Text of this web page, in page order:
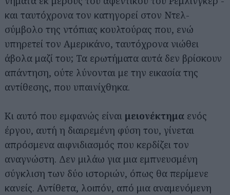
και ταυτόχρονα τον κατηγορεί στον Ντελ-
σύμβολο της ντόπιας κουλτούρας που, ενώ
υπηρετεί τον Αμερικάνο, ταυτόχρονα νιώθει
άβολα μαζί του; Τα ερωτήματα αυτά δεν βρίσκουν
απάντηση, ούτε λύνονται με την εικασία της
αντίθεσης, που υπαινίχθηκα.
Κι αυτό που εμφανώς είναι μειονέκτημα ενός
έργου, αυτή η διαιρεμένη φύση του, γίνεται
απρόσμενα αιφνιδιασμός που κερδίζει τον
αναγνώστη. Δεν μιλάω για μια εμπνευσμένη
σύγκλιση των δύο ιστοριών, όπως θα περίμενε
κανείς. Αντίθετα, λοιπόν, από μια αναμενόμενη
Αναζήτηση